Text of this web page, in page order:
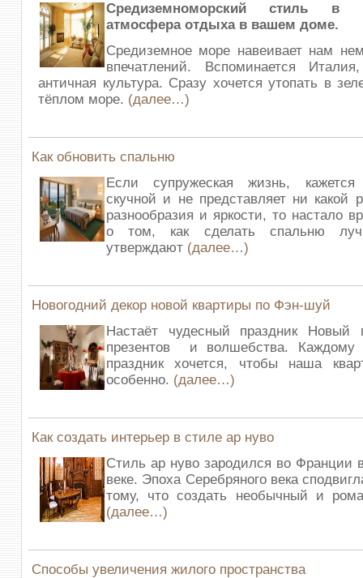
Средиземноморский стиль в
атмосфера отдыха в вашем доме.
Средиземное море навеивает нам
впечатлений. Вспоминается
античная культура. Сразу хочется утопать в
тёплом море. (далее…)
Как обновить спальню
Если супружеская жизнь,
скучной и не представляет ни какой
разнообразия и яркости, то настало
о том, как сделать спальню
утверждают (далее…)
Новогодний декор новой квартиры по Фэн-шуй
Настаёт чудесный праздник Новый
презентов и волшебства.
праздник хочется, чтобы наша
особенно. (далее…)
Как создать интерьер в стиле ар нуво
Стиль ар нуво зародился во Франции
веке. Эпоха Серебряного века
тому, что создать необычный и
(далее…)
Способы увеличения жилого пространства